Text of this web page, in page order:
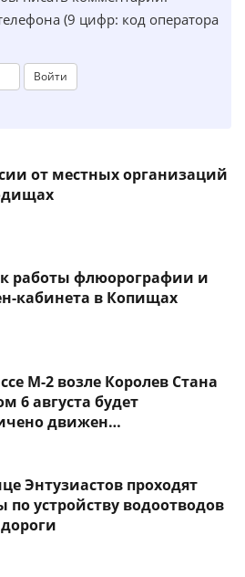
(9 цифр: код оператора
Войти
от местных организаций
работы флюорографии и
кабинета в Копищах
М-2 возле Королев Стана
6 августа будет
движен…
Энтузиастов проходят
по устройству водоотводов